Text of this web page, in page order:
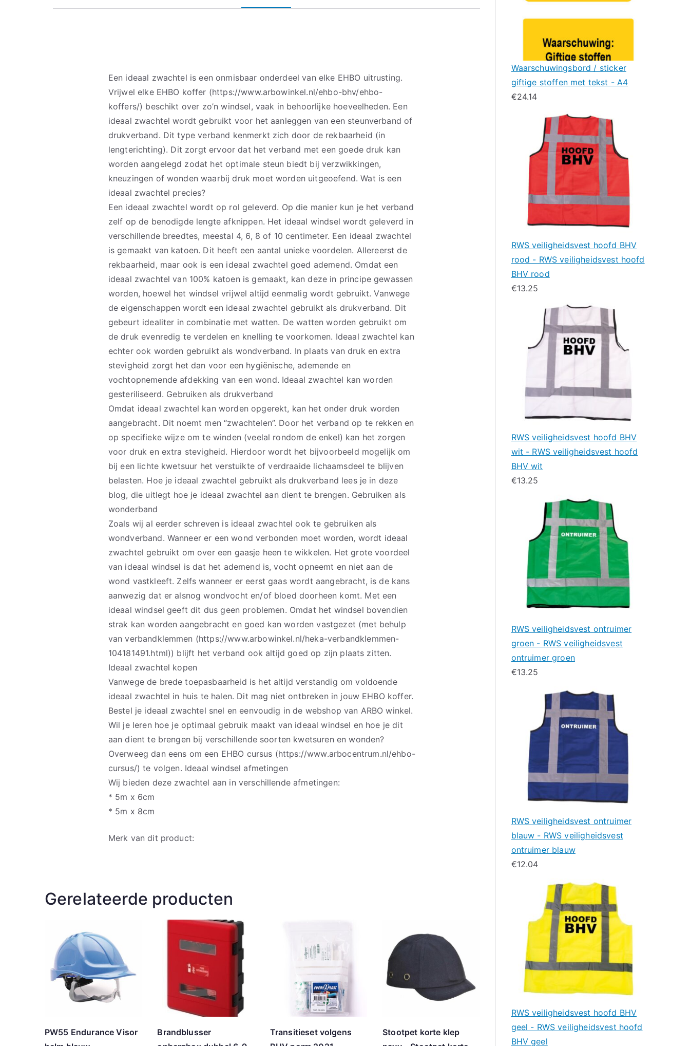
Een ideaal zwachtel is een onmisbaar onderdeel van elke EHBO uitrusting.
Vrijwel elke EHBO koffer (https://www.arbowinkel.nl/ehbo-bhv/ehbo-
koffers/) beschikt over zo’n windsel, vaak in behoorlijke hoeveelheden. Een
ideaal zwachtel wordt gebruikt voor het aanleggen van een steunverband of
drukverband. Dit type verband kenmerkt zich door de rekbaarheid (in
lengterichting). Dit zorgt ervoor dat het verband met een goede druk kan
worden aangelegd zodat het optimale steun biedt bij verzwikkingen,
kneuzingen of wonden waarbij druk moet worden uitgeoefend. Wat is een
ideaal zwachtel precies?
Een ideaal zwachtel wordt op rol geleverd. Op die manier kun je het verband
zelf op de benodigde lengte afknippen. Het ideaal windsel wordt geleverd in
verschillende breedtes, meestal 4, 6, 8 of 10 centimeter. Een ideaal zwachtel
is gemaakt van katoen. Dit heeft een aantal unieke voordelen. Allereerst de
rekbaarheid, maar ook is een ideaal zwachtel goed ademend. Omdat een
ideaal zwachtel van 100% katoen is gemaakt, kan deze in principe gewassen
worden, hoewel het windsel vrijwel altijd eenmalig wordt gebruikt. Vanwege
de eigenschappen wordt een ideaal zwachtel gebruikt als drukverband. Dit
gebeurt idealiter in combinatie met watten. De watten worden gebruikt om
de druk evenredig te verdelen en knelling te voorkomen. Ideaal zwachtel kan
echter ook worden gebruikt als wondverband. In plaats van druk en extra
stevigheid zorgt het dan voor een hygiënische, ademende en
vochtopnemende afdekking van een wond. Ideaal zwachtel kan worden
gesteriliseerd. Gebruiken als drukverband
Omdat ideaal zwachtel kan worden opgerekt, kan het onder druk worden
aangebracht. Dit noemt men “zwachtelen”. Door het verband op te rekken en
op specifieke wijze om te winden (veelal rondom de enkel) kan het zorgen
voor druk en extra stevigheid. Hierdoor wordt het bijvoorbeeld mogelijk om
bij een lichte kwetsuur het verstuikte of verdraaide lichaamsdeel te blijven
belasten. Hoe je ideaal zwachtel gebruikt als drukverband lees je in deze
blog, die uitlegt hoe je ideaal zwachtel aan dient te brengen. Gebruiken als
wonderband
Zoals wij al eerder schreven is ideaal zwachtel ook te gebruiken als
wondverband. Wanneer er een wond verbonden moet worden, wordt ideaal
zwachtel gebruikt om over een gaasje heen te wikkelen. Het grote voordeel
van ideaal windsel is dat het ademend is, vocht opneemt en niet aan de
wond vastkleeft. Zelfs wanneer er eerst gaas wordt aangebracht, is de kans
aanwezig dat er alsnog wondvocht en/of bloed doorheen komt. Met een
ideaal windsel geeft dit dus geen problemen. Omdat het windsel bovendien
strak kan worden aangebracht en goed kan worden vastgezet (met behulp
van verbandklemmen (https://www.arbowinkel.nl/heka-verbandklemmen-
104181491.html)) blijft het verband ook altijd goed op zijn plaats zitten.
Ideaal zwachtel kopen
Vanwege de brede toepasbaarheid is het altijd verstandig om voldoende
ideaal zwachtel in huis te halen. Dit mag niet ontbreken in jouw EHBO koffer.
Bestel je ideaal zwachtel snel en eenvoudig in de webshop van ARBO winkel.
Wil je leren hoe je optimaal gebruik maakt van ideaal windsel en hoe je dit
aan dient te brengen bij verschillende soorten kwetsuren en wonden?
Overweeg dan eens om een EHBO cursus (https://www.arbocentrum.nl/ehbo-
cursus/) te volgen. Ideaal windsel afmetingen
Wij bieden deze zwachtel aan in verschillende afmetingen:
* 5m x 6cm
* 5m x 8cm
Merk van dit product:
Gerelateerde producten
PW55 Endurance Visor
Brandblusser
Transitieset volgens
Stootpet korte klep
Waarschuwingsbord / sticker
giftige stoffen met tekst - A4
€24.14
RWS veiligheidsvest hoofd BHV
rood - RWS veiligheidsvest hoofd
BHV rood
€13.25
RWS veiligheidsvest hoofd BHV
wit - RWS veiligheidsvest hoofd
BHV wit
€13.25
RWS veiligheidsvest ontruimer
groen - RWS veiligheidsvest
ontruimer groen
€13.25
RWS veiligheidsvest ontruimer
blauw - RWS veiligheidsvest
ontruimer blauw
€12.04
RWS veiligheidsvest hoofd BHV
geel - RWS veiligheidsvest hoofd
BHV geel